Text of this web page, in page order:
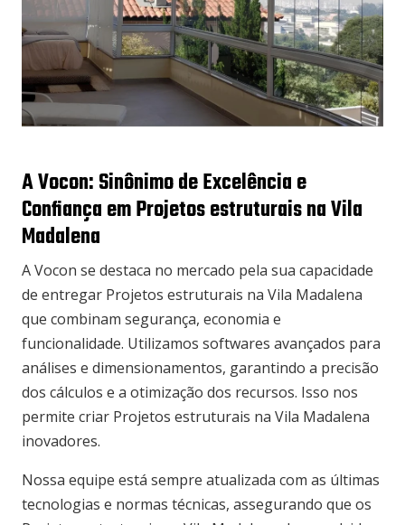
A Vocon: Sinônimo de Excelência e
Confiança em Projetos estruturais na Vila
Madalena
A Vocon se destaca no mercado pela sua capacidade
de entregar Projetos estruturais na Vila Madalena
que combinam segurança, economia e
funcionalidade. Utilizamos softwares avançados para
análises e dimensionamentos, garantindo a precisão
dos cálculos e a otimização dos recursos. Isso nos
permite criar Projetos estruturais na Vila Madalena
inovadores.
Nossa equipe está sempre atualizada com as últimas
tecnologias e normas técnicas, assegurando que os